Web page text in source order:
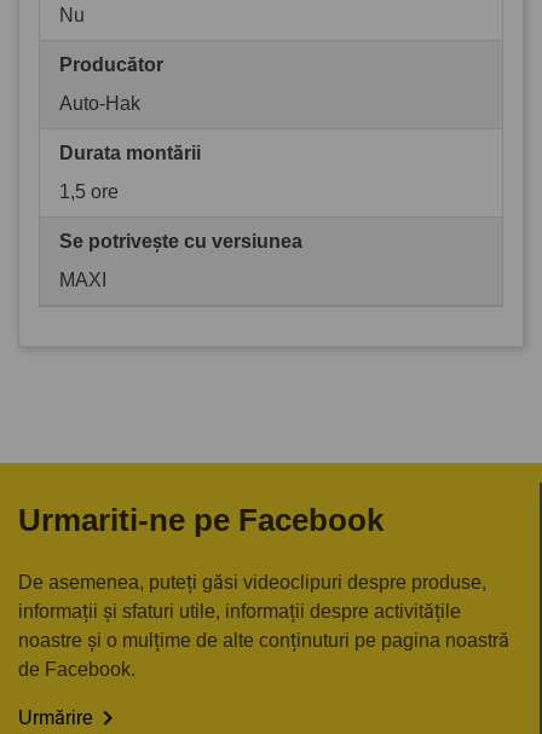
Nu
Producător
Auto-Hak
Durata montării
1,5 ore
Se potrivește cu versiunea
MAXI
Urmariti-ne pe Facebook
De asemenea, puteți găsi videoclipuri despre produse,
informații și sfaturi utile, informații despre activitățile
noastre și o mulțime de alte conținuturi pe pagina noastră
de Facebook.
Urmărire 